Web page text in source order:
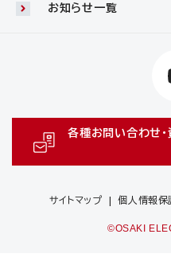
お知らせ一覧
各種お問い合わせ・
サイトマップ 個人情報保
©OSAKI